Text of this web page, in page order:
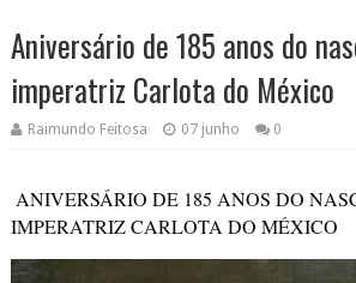
Aniversário de 185 anos do
imperatriz Carlota do México
Raimundo Feitosa 07 junho 0
ANIVERSÁRIO DE 185 ANOS DO
IMPERATRIZ CARLOTA DO MÉXICO